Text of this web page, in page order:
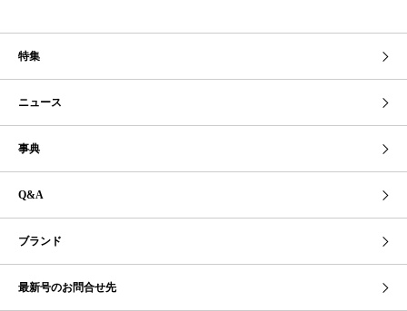
特集
ニュース
事典
Q&A
ブランド
最新号のお問合せ先